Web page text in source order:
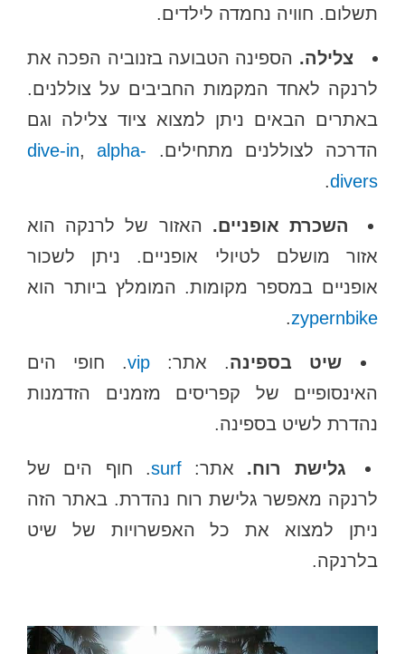
תשלום. חוויה נחמדה לילדים.
צלילה.הספינה הטבועה בזנוביה הפכה את
לרנקה לאחד המקמות החביבים על צוללנים.
באתרים הבאים ניתן למצוא ציוד צלילה וגם
הדרכה לצוללנים מתחילים.
dive-in,
alpha-
divers
.
השכרת אופניים.האזור של לרנקה הוא
אזור מושלם לטיולי אופניים. ניתן לשכור
אופניים במספר מקומות. המומלץ ביותר הוא
zypernbike
.
שיט בספינה. אתר: vip. חופי הים
האינסופיים של קפריסים מזמנים הזדמנות
נהדרת לשיט בספינה.
גלישת רוח.אתר: surf. חוף הים של
לרנקה מאפשר גלישת רוח נהדרת. באתר הזה
ניתן למצוא את כל האפשרויות של שיט
בלרנקה.